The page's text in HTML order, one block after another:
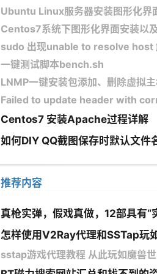
Ubuntu Linux服务器安装图形化
Centos7系统下图形化界面安装以
sudo 出现unable to resolve host
一键测试脚本bench.sh
LNMP一键安装包添加、删除虚拟
Failed to update header with
Centos7 安装Apache过程详解
如何DIY QQ截图保存时默认文件
推荐内容
真枪实弹，假戏真做，12部具有“
怎样使用V2Ray代理和SSTap
sstap游戏代理教程 从此玩如魔兽